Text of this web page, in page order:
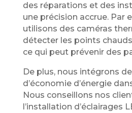
des réparations et des
une précision accrue. Par
utilisons des caméras
détecter les points
ce qui peut prévenir des
De plus, nous intégrons
d’économie d’énergie
Nous conseillons nos
l’installation d’éclairages